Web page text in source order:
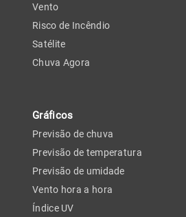
Vento
Risco de Incêndio
Satélite
Chuva Agora
Gráficos
Previsão de chuva
Previsão de temperatura
Previsão de umidade
Vento hora a hora
Índice UV